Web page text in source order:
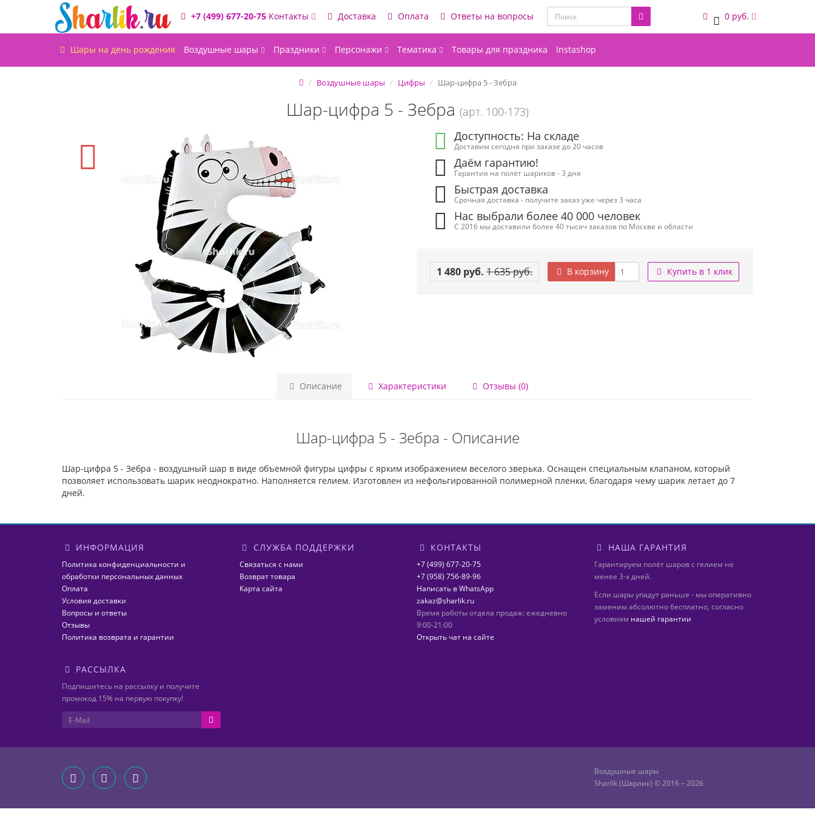
+7 (499) 677-20-75 Контакты Доставка Оплата Ответы на вопросы 0 0 руб.
Шары на день рождения Воздушные шары Праздники Персонажи Тематика Товары для праздника Instashop
Воздушные шары Цифры Шар-цифра 5 - Зебра
Шар-цифра 5 - Зебра (арт. 100-173)
Доступность: На складе
Доставим сегодня при заказе до 20 часов
Даём гарантию!
Гарантия на полёт шариков - 3 дня
Быстрая доставка
Срочная доставка - получите заказ уже через 3 часа
Нас выбрали более 40 000 человек
С 2016 мы доставили более 40 тысяч заказов по Москве и области
1 480 руб. 1 635 руб. В корзину Купить в 1 клик
Описание Характеристики Отзывы (0)
Шар-цифра 5 - Зебра - Описание
Шар-цифра 5 - Зебра - воздушный шар в виде объемной фигуры цифры с ярким изображением веселого зверька. Оснащен специальным клапаном, который
позволяет использовать шарик неоднократно. Наполняется гелием. Изготовлен из нефольгированной полимерной пленки, благодаря чему шарик летает до 7
дней.
ИНФОРМАЦИЯ
Политика конфиденциальности и
обработки персональных данных
Оплата
Условия доставки
Вопросы и ответы
Отзывы
Политика возврата и гарантии
СЛУЖБА ПОДДЕРЖКИ
Связаться с нами
Возврат товара
Карта сайта
КОНТАКТЫ
+7 (499) 677-20-75
+7 (958) 756-89-96
Написать в WhatsApp
zakaz@sharlik.ru
Время работы отдела продаж: ежедневно
9:00-21:00
Открыть чат на сайте
НАША ГАРАНТИЯ
Гарантируем полёт шаров с гелием не
менее 3-х дней.
Если шары упадут раньше - мы оперативно
заменим абсолютно бесплатно, согласно
условиям нашей гарантии
РАССЫЛКА
Подпишитесь на рассылку и получите
промокод 15% на первую покупку!
Воздушные шары
Sharlik (Шарлик) © 2016 – 2026